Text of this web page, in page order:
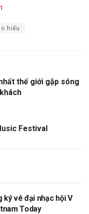
hiếu
thế giới gặp sóng
Festival
ký vé đại nhạc hội V
Today